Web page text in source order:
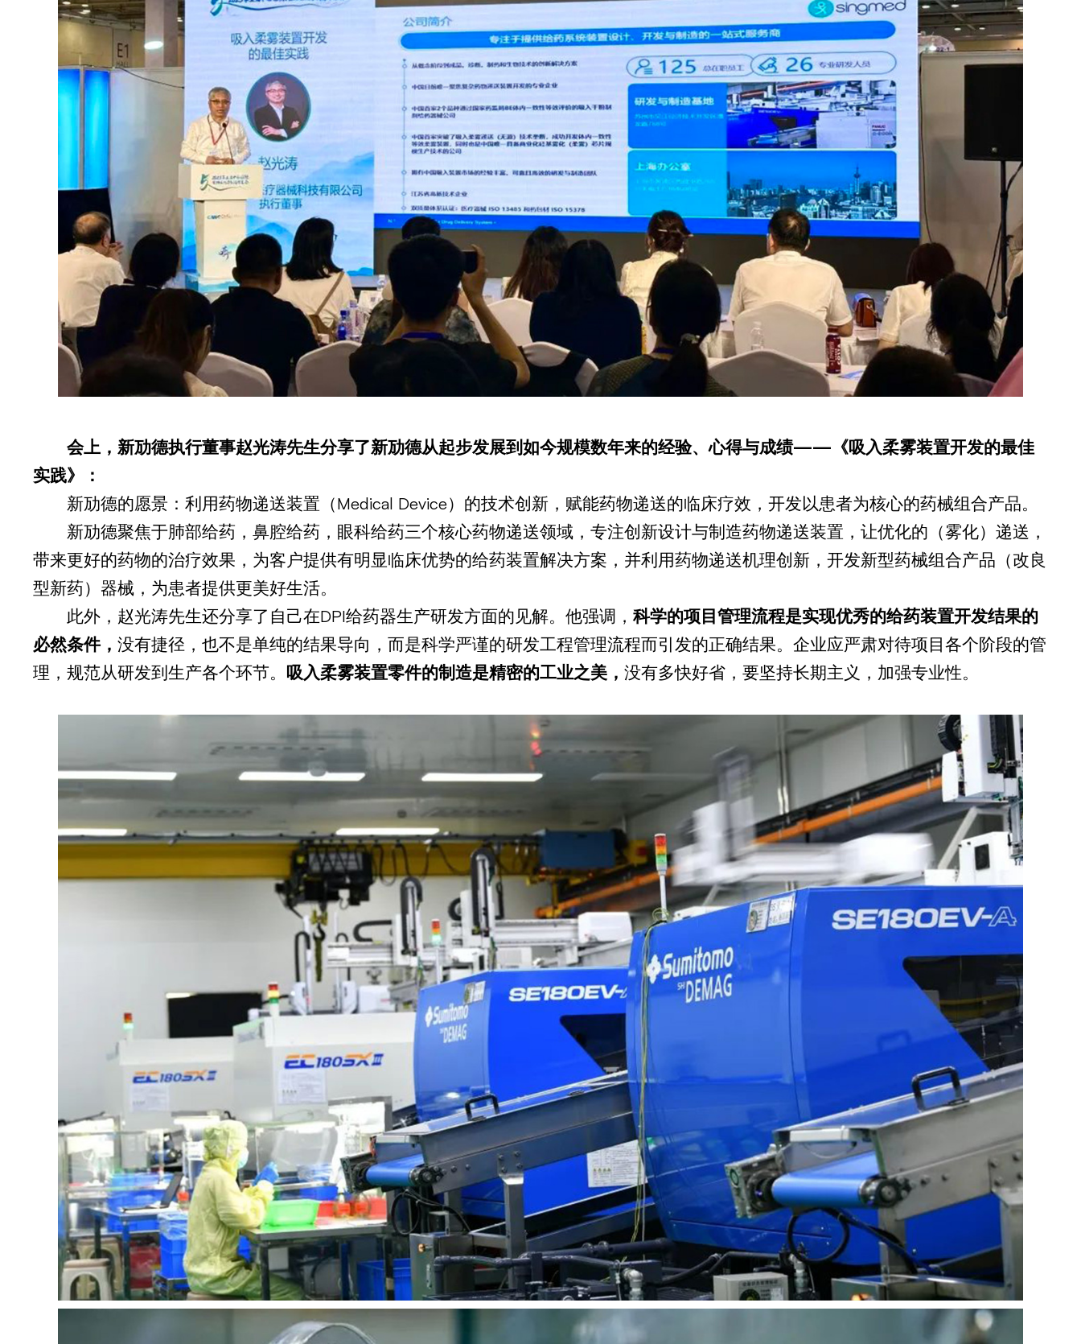
会上，新劢德执行董事赵光涛先生分享了新劢德从起步发展到如今规模数年来的经验、心得与成绩——《吸入柔雾装置开发的最佳
实践》：
新劢德的愿景：利用药物递送装置（Medical Device）的技术创新，赋能药物递送的临床疗效，开发以患者为核心的药械组合产品。
新劢德聚焦于肺部给药，鼻腔给药，眼科给药三个核心药物递送领域，专注创新设计与制造药物递送装置，让优化的（雾化）递送，
带来更好的药物的治疗效果，为客户提供有明显临床优势的给药装置解决方案，并利用药物递送机理创新，开发新型药械组合产品（改良
型新药）器械，为患者提供更美好生活。
此外，赵光涛先生还分享了自己在DPI给药器生产研发方面的见解。他强调， 科学的项目管理流程是实现优秀的给药装置开发结果的
必然条件，没有捷径，也不是单纯的结果导向，而是科学严谨的研发工程管理流程而引发的正确结果。企业应严肃对待项目各个阶段的管
理，规范从研发到生产各个环节。 吸入柔雾装置零件的制造是精密的工业之美，没有多快好省，要坚持长期主义，加强专业性。